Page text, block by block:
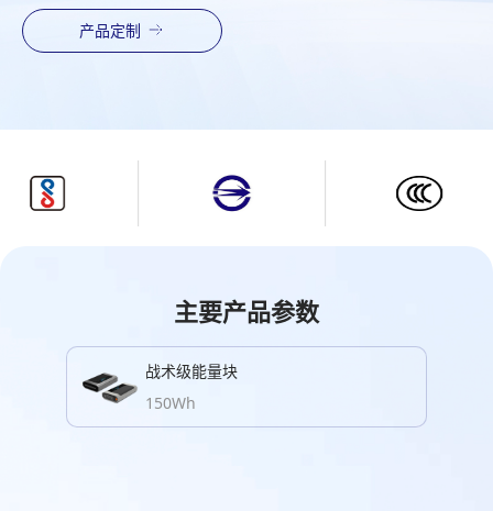
产品定制
主要产品参数
战术级能量块
150Wh